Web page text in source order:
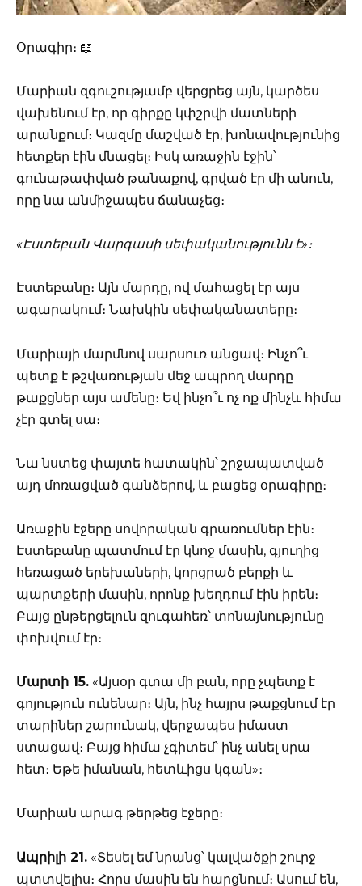
Օրագիր։ 📖
Մարիան զգուշությամբ վերցրեց այն, կարծես
վախենում էր, որ գիրքը կփշրվի մատների
արանքում։ Կազմը մաշված էր, խոնավությունից
հետքեր էին մնացել։ Իսկ առաջին էջին՝
գունաթափված թանաքով, գրված էր մի անուն,
որը նա անմիջապես ճանաչեց։
«Էստեբան Վարգասի սեփականությունն է»։
Էստեբանը։ Այն մարդը, ով մահացել էր այս
ագարակում։ Նախկին սեփականատերը։
Մարիայի մարմնով սարսուռ անցավ։ Ինչո՞ւ
պետք է թշվառության մեջ ապրող մարդը
թաքցներ այս ամենը։ Եվ ինչո՞ւ ոչ ոք մինչև հիմա
չէր գտել սա։
Նա նստեց փայտե հատակին՝ շրջապատված
այդ մոռացված գանձերով, և բացեց օրագիրը։
Առաջին էջերը սովորական գրառումներ էին։
Էստեբանը պատմում էր կնոջ մասին, գյուղից
հեռացած երեխաների, կորցրած բերքի և
պարտքերի մասին, որոնք խեղդում էին իրեն։
Բայց ընթերցելուն զուգահեռ՝ տոնայնությունը
փոխվում էր։
Մարտի 15. «Այսօր գտա մի բան, որը չպետք է
գոյություն ունենար։ Այն, ինչ հայրս թաքցնում էր
տարիներ շարունակ, վերջապես իմաստ
ստացավ։ Բայց հիմա չգիտեմ՝ ինչ անել սրա
հետ։ Եթե իմանան, հետևիցս կգան»։
Մարիան արագ թերթեց էջերը։
Ապրիլի 21. «Տեսել եմ նրանց՝ կալվածքի շուրջ
պտտվելիս։ Հորս մասին են հարցնում։ Ասում են,